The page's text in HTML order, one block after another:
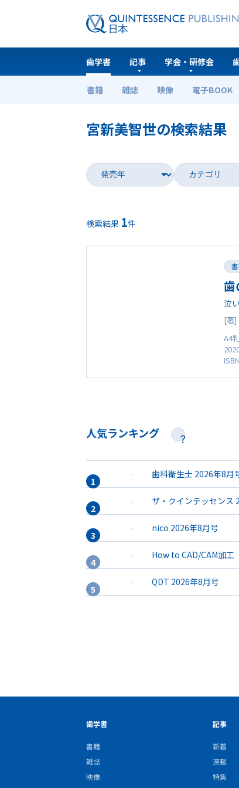
歯学書
書籍 雑誌 映像 電子BOOK
記事 学会・研修会
ホーム 歯学書
宮新美智世の検索結果
検索結果 1件
歯
泣
[著]
A4
人気ランキング
歯科衛生士 2026年8月
ザ・クインテッセンス
nico 2026年8月号
How to CAD/CAM加工
QDT 2026年8月号
歯学書
書籍
雑誌
映像
記事
新着
連載
特集